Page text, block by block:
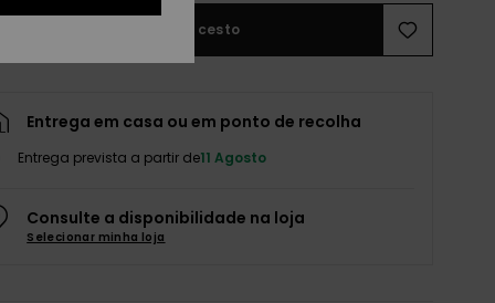
Adicionar ao cesto
Entrega em casa ou em ponto de recolha
Entrega prevista a partir de11 Agosto
Consulte a disponibilidade na loja
Selecionar minha loja